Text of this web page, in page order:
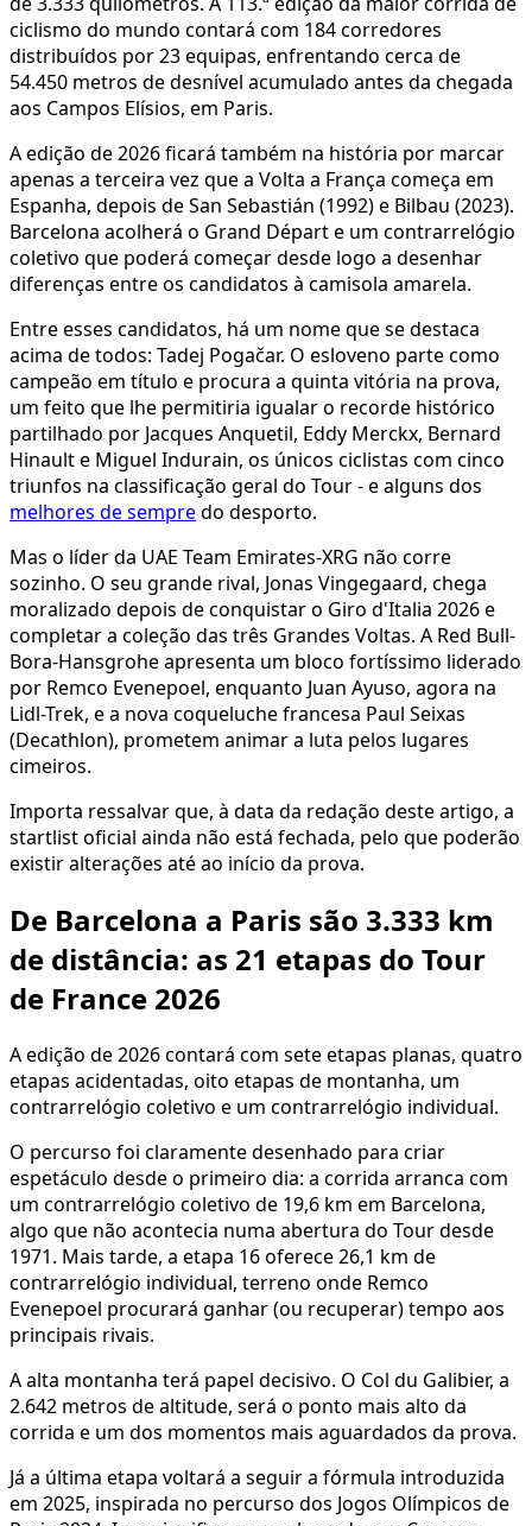
ciclismo do mundo contará com 184 corredores
distribuídos por 23 equipas, enfrentando cerca de
54.450 metros de desnível acumulado antes da chegada
aos Campos Elísios, em Paris.
A edição de 2026 ficará também na história por marcar
apenas a terceira vez que a Volta a França começa em
Espanha, depois de San Sebastián (1992) e Bilbau (2023).
Barcelona acolherá o Grand Départ e um contrarrelógio
coletivo que poderá começar desde logo a desenhar
diferenças entre os candidatos à camisola amarela.
Entre esses candidatos, há um nome que se destaca
acima de todos: Tadej Pogačar. O esloveno parte como
campeão em título e procura a quinta vitória na prova,
um feito que lhe permitiria igualar o recorde histórico
partilhado por Jacques Anquetil, Eddy Merckx, Bernard
Hinault e Miguel Indurain, os únicos ciclistas com cinco
triunfos na classificação geral do Tour - e alguns dos
melhores de sempredo desporto.
Mas o líder da UAE Team Emirates-XRG não corre
sozinho. O seu grande rival, Jonas Vingegaard, chega
moralizado depois de conquistar o Giro d'Italia 2026 e
completar a coleção das três Grandes Voltas. A Red Bull-
Bora-Hansgrohe apresenta um bloco fortíssimo liderado
por Remco Evenepoel, enquanto Juan Ayuso, agora na
Lidl-Trek, e a nova coqueluche francesa Paul Seixas
(Decathlon), prometem animar a luta pelos lugares
cimeiros.
Importa ressalvar que, à data da redação deste artigo, a
startlist oficial ainda não está fechada, pelo que poderão
existir alterações até ao início da prova.
De Barcelona a Paris são 3.333 km
de distância: as 21 etapas do Tour
de France 2026
A edição de 2026 contará com sete etapas planas, quatro
etapas acidentadas, oito etapas de montanha, um
contrarrelógio coletivo e um contrarrelógio individual.
O percurso foi claramente desenhado para criar
espetáculo desde o primeiro dia: a corrida arranca com
um contrarrelógio coletivo de 19,6 km em Barcelona,
algo que não acontecia numa abertura do Tour desde
1971. Mais tarde, a etapa 16 oferece 26,1 km de
contrarrelógio individual, terreno onde Remco
Evenepoel procurará ganhar (ou recuperar) tempo aos
principais rivais.
A alta montanha terá papel decisivo. O Col du Galibier, a
2.642 metros de altitude, será o ponto mais alto da
corrida e um dos momentos mais aguardados da prova.
Já a última etapa voltará a seguir a fórmula introduzida
em 2025, inspirada no percurso dos Jogos Olímpicos de